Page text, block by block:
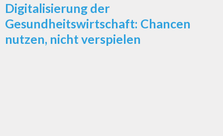
Digitalisierung der
Gesundheitswirtschaft: Chancen
nutzen, nicht verspielen